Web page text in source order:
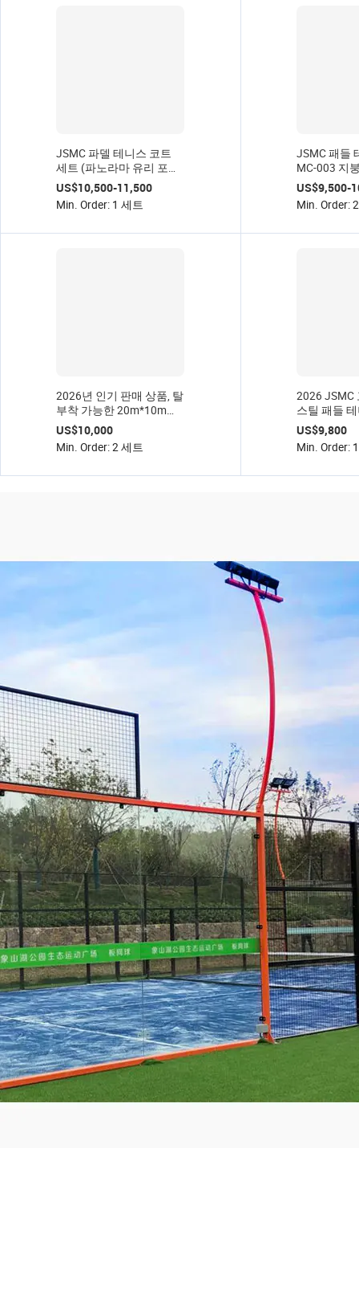
JSMC 파델 테니스 코트
세트 (파노라마 유리 포함,
20x10m, 스틸 프레임, 색
상 맞춤 가능, 실내/실외
사용, 3년 보증)
US$10,500-11,500
Min. Order: 1 세트
JSMC 패들
MC-003 지
20m*10m
파란색 옵
년 보증
US$9,500-
Min. Order:
2026년 인기 판매 상품, 탈
부착 가능한 20m*10m
200W LED 조명과 12mm
강화 유리를 갖춘 파노라
마 실내외 패들 테니스 코
US$10,000
Min. Order: 2 세트
2026 JSMC
스틸 패들
10X20m 파
US$9,800
Min. Order: